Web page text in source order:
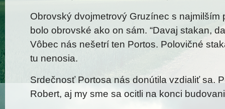
Obrovský dvojmetrový Gruzínec s najmilším
bolo obrovské ako on sám. “Davaj stakan,
Vôbec nás nešetrí ten Portos. Polovičné
tu nenosia.
Srdečnosť Portosa nás donútila vzdialiť sa.
Robert, aj my sme sa ocitli na konci